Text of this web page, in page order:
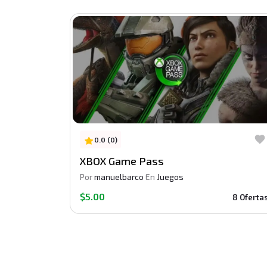
0.0 (0)
XBOX Game Pass
Pormanuelbarco En Juegos
$5.00 8